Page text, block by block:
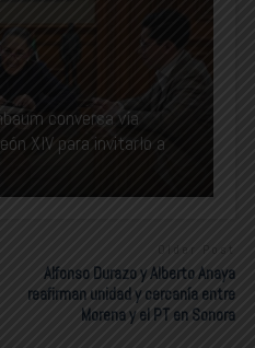
conversa vía
XIV para invitarlo a
Older Post
Alfonso Durazo y Alberto Anaya
reafirman unidad y cercanía entre
Morena y el PT en Sonora